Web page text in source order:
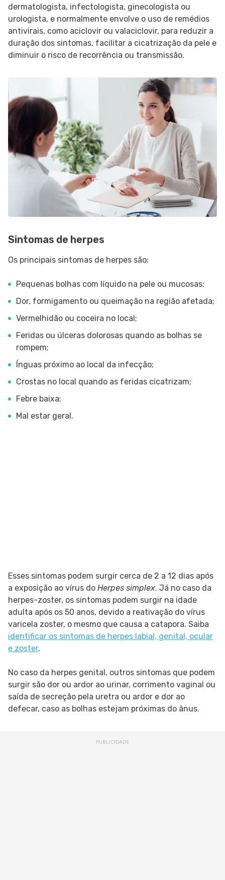
dermatologista, infectologista, ginecologista ou
urologista, e normalmente envolve o uso de remédios
antivirais, como aciclovir ou valaciclovir, para reduzir a
duração dos sintomas, facilitar a cicatrização da pele e
diminuir o risco de recorrência ou transmissão.
Sintomas de herpes
Os principais sintomas de herpes são:
Pequenas bolhas com líquido na pele ou mucosas;
Dor, formigamento ou queimação na região afetada;
Vermelhidão ou coceira no local;
Feridas ou úlceras dolorosas quando as bolhas se
rompem;
Ínguas próximo ao local da infecção;
Crostas no local quando as feridas cicatrizam;
Febre baixa;
Mal estar geral.
Esses sintomas podem surgir cerca de 2 a 12 dias após
a exposição ao vírus do Herpes simplex. Já no caso da
herpes-zoster, os sintomas podem surgir na idade
adulta após os 50 anos, devido a reativação do vírus
varicela zoster, o mesmo que causa a catapora. Saiba
identificar os sintomas de herpes labial, genital, ocular
e zoster.
No caso da herpes genital, outros sintomas que podem
surgir são dor ou ardor ao urinar, corrimento vaginal ou
saída de secreção pela uretra ou ardor e dor ao
defecar, caso as bolhas estejam próximas do ânus.